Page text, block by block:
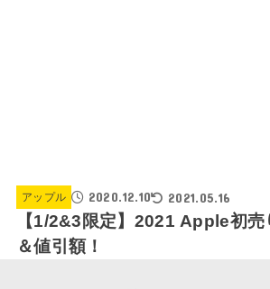
アップル 2020.12.10 2021.05.16
【1/2&3限定】2021 Apple初
＆値引額！